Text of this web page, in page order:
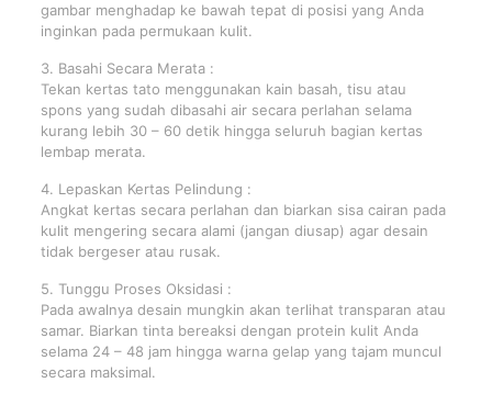
gambar menghadap ke bawah tepat di posisi yang Anda
inginkan pada permukaan kulit.
3. Basahi Secara Merata :
Tekan kertas tato menggunakan kain basah, tisu atau
spons yang sudah dibasahi air secara perlahan selama
kurang lebih 30 – 60 detik hingga seluruh bagian kertas
lembap merata.
4. Lepaskan Kertas Pelindung :
Angkat kertas secara perlahan dan biarkan sisa cairan pada
kulit mengering secara alami (jangan diusap) agar desain
tidak bergeser atau rusak.
5. Tunggu Proses Oksidasi :
Pada awalnya desain mungkin akan terlihat transparan atau
samar. Biarkan tinta bereaksi dengan protein kulit Anda
selama 24 – 48 jam hingga warna gelap yang tajam muncul
secara maksimal.